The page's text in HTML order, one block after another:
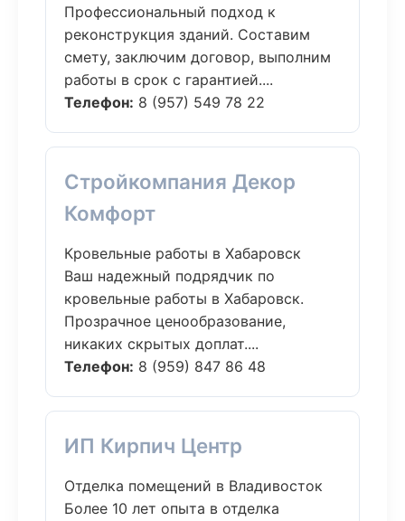
Профессиональный подход к
реконструкция зданий. Составим
смету, заключим договор, выполним
работы в срок с гарантией....
Телефон: 8 (957) 549 78 22
Стройкомпания Декор
Комфорт
Кровельные работы в Хабаровск
Ваш надежный подрядчик по
кровельные работы в Хабаровск.
Прозрачное ценообразование,
никаких скрытых доплат....
Телефон: 8 (959) 847 86 48
ИП Кирпич Центр
Отделка помещений в Владивосток
Более 10 лет опыта в отделка